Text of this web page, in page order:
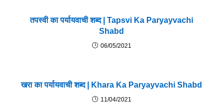
तपस्वी का पर्यायवाची शब्द | Tapsvi Ka Paryayvachi
Shabd
06/05/2021
खरा का पर्यायवाची शब्द | Khara Ka Paryayvachi Shabd
11/04/2021